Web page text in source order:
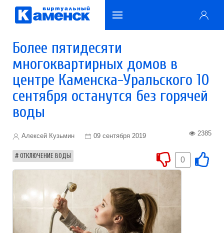
Более пятидесяти
многоквартирных домов в
центре Каменска-Уральского 10
сентября останутся без горячей
воды
Алексей Кузьмин 09 сентября 2019 2385
ОТКЛЮЧЕНИЕ ВОДЫ 0